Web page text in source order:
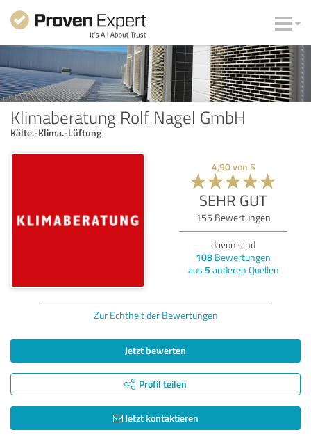
Klimaberatung Rolf Nagel GmbH
Kälte.-Klima.-Lüftung
4,90von 5
SEHR GUT
155 Bewertungen
davon sind
108 Bewertungen
aus 5 anderen Quellen
Zur Echtheit der Bewertungen
Jetzt bewerten
Profil teilen
Jetzt kontaktieren